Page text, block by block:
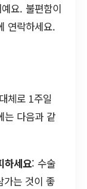
요. 불편함이
연락하세요.
체로 1주일
는 다음과 같
하세요: 수술
가는 것이 좋